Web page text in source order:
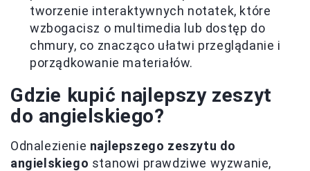
tworzenie interaktywnych notatek, które
wzbogacisz o multimedia lub dostęp do
chmury, co znacząco ułatwi przeglądanie i
porządkowanie materiałów.
Gdzie kupić najlepszy zeszyt
do angielskiego?
Odnalezienie najlepszego zeszytu do
angielskiego stanowi prawdziwe wyzwanie,